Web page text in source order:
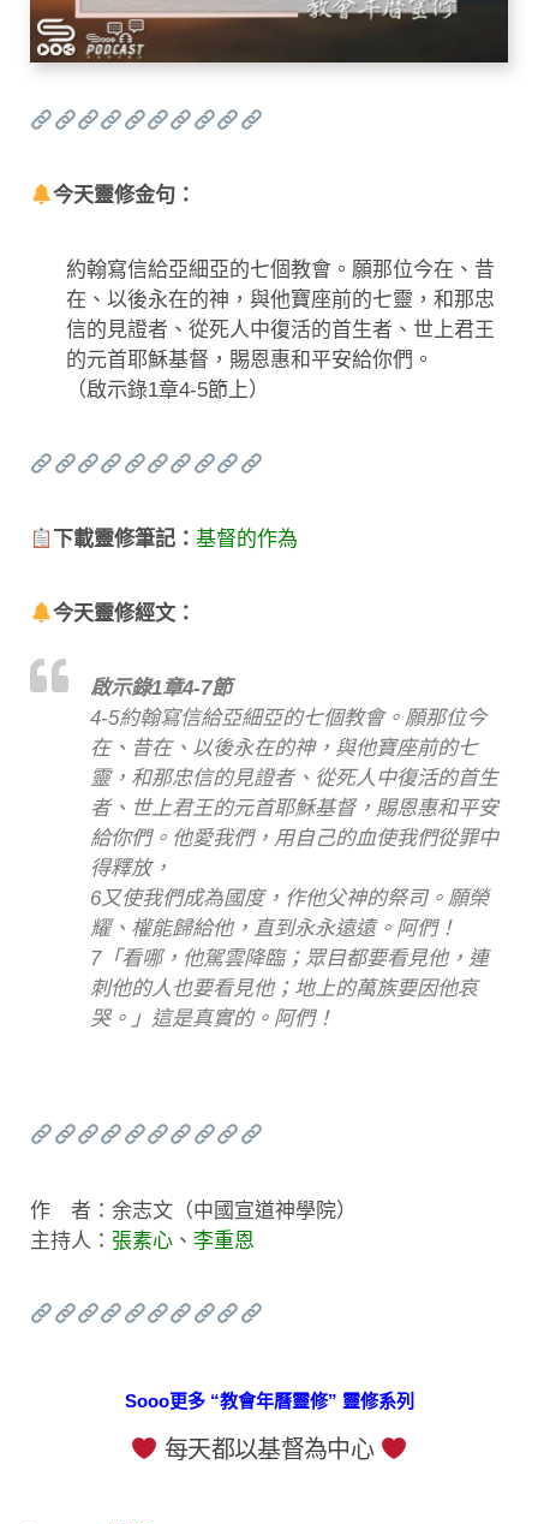
今天靈修金句：
約翰寫信給亞細亞的七個教會。願那位今在、昔
在、以後永在的神，與他寶座前的七靈，和那忠
信的見證者、從死人中復活的首生者、世上君王
的元首耶穌基督，賜恩惠和平安給你們。
（啟示錄1章4-5節上）
下載靈修筆記：基督的作為
今天靈修經文：
啟示錄1章4-7節
4-5約翰寫信給亞細亞的七個教會。願那位今
在、昔在、以後永在的神，與他寶座前的七
靈，和那忠信的見證者、從死人中復活的首生
者、世上君王的元首耶穌基督，賜恩惠和平安
給你們。他愛我們，用自己的血使我們從罪中
得釋放，
6又使我們成為國度，作他父神的祭司。願榮
耀、權能歸給他，直到永永遠遠。阿們！
7「看哪，他駕雲降臨；眾目都要看見他，連
刺他的人也要看見他；地上的萬族要因他哀
哭。」這是真實的。阿們！
作 者：余志文（中國宣道神學院）
主持人： 張素心 、 李重恩
Sooo更多 “教會年曆靈修” 靈修系列
每天都以基督為中心